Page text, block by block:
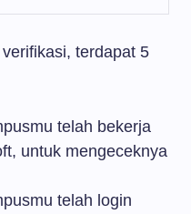
terdapat 5
telah bekerja
untuk mengeceknya
telah login